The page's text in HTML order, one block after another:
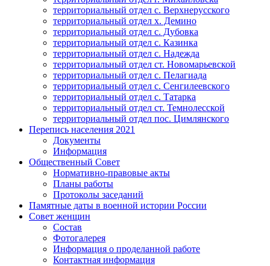
территориальный отдел с. Верхнерусского
территориальный отдел х. Демино
территориальный отдел с. Дубовка
территориальный отдел с. Казинка
территориальный отдел с. Надежда
территориальный отдел ст. Новомарьевской
территориальный отдел с. Пелагиада
территориальный отдел с. Сенгилеевского
территориальный отдел с. Татарка
территориальный отдел ст. Темнолесской
территориальный отдел пос. Цимлянского
Перепись населения 2021
Документы
Информация
Общественный Совет
Нормативно-правовые акты
Планы работы
Протоколы заседаний
Памятные даты в военной истории России
Совет женщин
Состав
Фотогалерея
Информация о проделанной работе
Контактная информация